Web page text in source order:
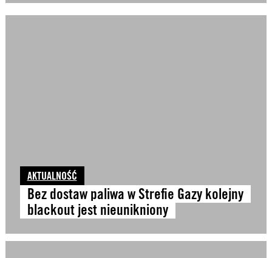
AKTUALNOŚĆ
Bez dostaw paliwa w Strefie Gazy kolejny
blackout jest nieunikniony